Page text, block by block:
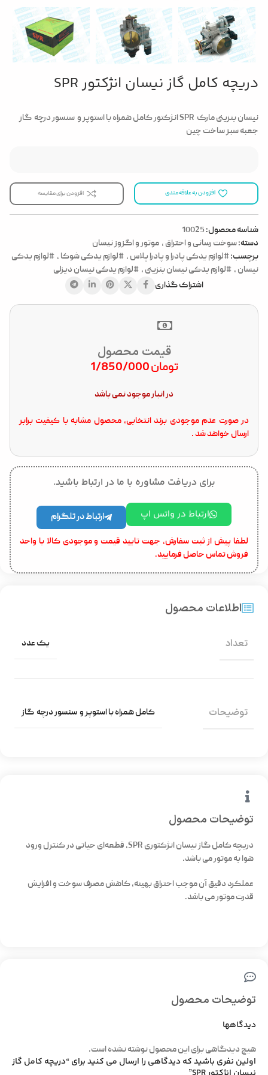
دریچه کامل گاز نیسان انژکتور SPR
نیسان بنزینی مارک SPR انژکتور کامل همراه با استوپر و سنسور درچه گاز
جعبه سبز ساخت چین
افزودن به علاقه مندی افزودن برای مقایسه
شناسه محصول:10025
دسته:سوخت رسانی و احتراق , موتور و اگزوز نیسان
برچسب:#لوازم یدکی پادرا و پادرا پلاس , #لوازم یدکی شوکا , #لوازم یدکی
نیسان , #لوازم یدکی نیسان بنزینی , #لوازم یدکی نیسان دیزلی
اشتراک گذاری
قیمت محصول
تومان
در انبار موجود نمی باشد
در صورت عدم موجودی برند انتخابی، محصول مشابه با کیفیت برابر
ارسال خواهد شد .
برای دریافت مشاوره با ما در ارتباط باشید.
ارتباط در واتس اپ ارتباط در تلگرام
لطفا پیش از ثبت سفارش، جهت تایید قیمت و موجودی کالا با واحد
فروش تماس حاصل فرمایید.
توضیحات محصول
دریچه کامل گاز نیسان انژکتوری SPR، قطعه‌ای حیاتی در کنترل ورود
هوا به موتور می باشد.
عملکرد دقیق آن موجب احتراق بهینه، کاهش مصرف سوخت و افزایش
قدرت موتور می‌ باشد.
اطلاعات محصول
تعداد یک عدد
توضیحات کامل همراه با استوپر و سنسور درچه گاز
توضیحات محصول
دیدگاهها
هیچ دیدگاهی برای این محصول نوشته نشده است.
اولین نفری باشید که دیدگاهی را ارسال می کنید برای “دریچه کامل گاز